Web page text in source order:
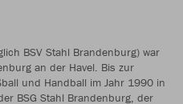
BSV Stahl Brandenburg) war
an der Havel. Bis zur
und Handball im Jahr 1990 in
BSG Stahl Brandenburg, der